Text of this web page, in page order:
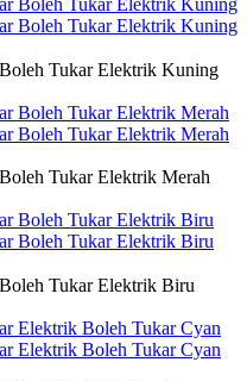
Tukar Elektrik Kuning
Tukar Elektrik Merah
Tukar Elektrik Biru